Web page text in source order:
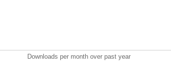
Downloads per month over past year